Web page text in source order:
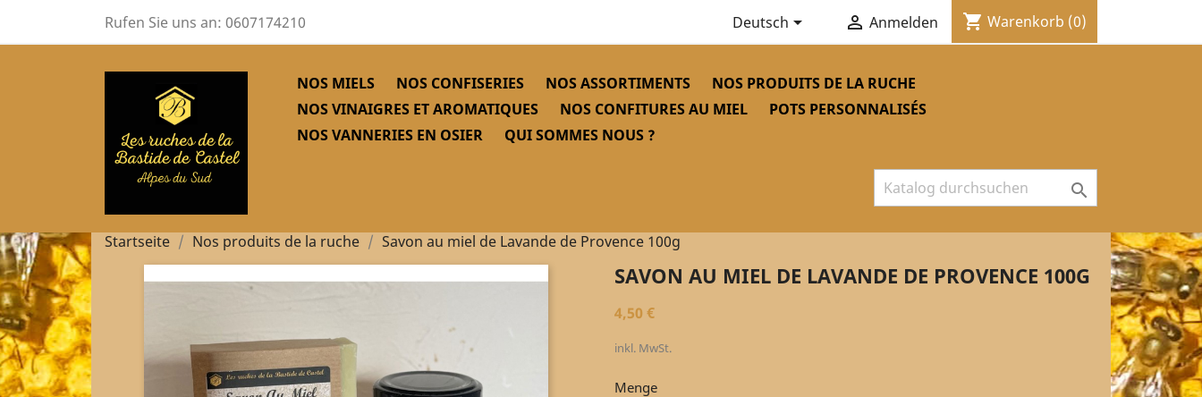
Rufen Sie uns an: 0607174210 Deutsch  Anmelden shopping_cart Warenkorb (0)
NOS MIELS NOS CONFISERIES NOS ASSORTIMENTS
NOS PRODUITS DE LA RUCHE
NOS VINAIGRES ET AROMATIQUES
NOS CONFITURES AU MIEL
POTS PERSONNALISÉS
NOS VANNERIES EN OSIER
QUI SOMMES NOUS ?

Startseite Nos produits de la ruche Savon au miel de Lavande de Provence 100g
SAVON AU MIEL DE LAVANDE DE PROVENCE 100G
4,50 €
inkl. MwSt.
Menge